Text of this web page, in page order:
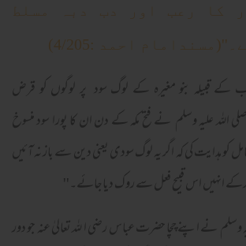
کا رعب اور دب دبہ مسلط
احمد :4/205)
قبیلہ بنو مغیرہ کے لوگ سود پر لوگوں کو قرض
اللہ علیہ وسلم نے فتح مکہ کے دن ان کا پورا سود منسوخ
کو ہدایت کی کہ اگر یہ لوگ سودی یعنی دین سے باز نہ آئیں
انہیں اس قبیح فعل سے روک دیاجائے۔''
وسلم نے اپنے چچا حضرت عباس رضی ا للہ تعالیٰ عنہ جو دور